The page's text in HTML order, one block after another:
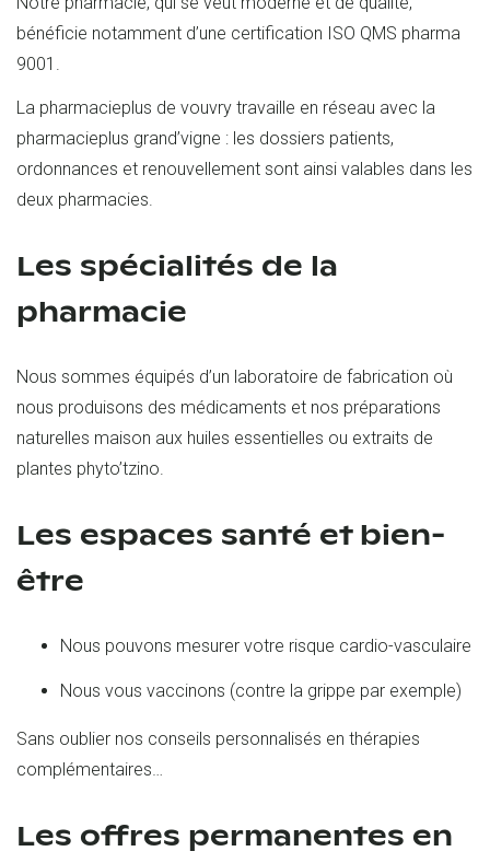
bénéficie notamment d’une certification ISO QMS pharma
9001.
La pharmacieplus de vouvry travaille en réseau avec la
pharmacieplus grand’vigne : les dossiers patients,
ordonnances et renouvellement sont ainsi valables dans les
deux pharmacies.
Les spécialités de la
pharmacie
Nous sommes équipés d’un laboratoire de fabrication où
nous produisons des médicaments et nos préparations
naturelles maison aux huiles essentielles ou extraits de
plantes phyto’tzino.
Les espaces santé et bien-
être
Nous pouvons mesurer votre risque cardio-vasculaire
Nous vous vaccinons (contre la grippe par exemple)
Sans oublier nos conseils personnalisés en thérapies
complémentaires…
Les offres permanentes en